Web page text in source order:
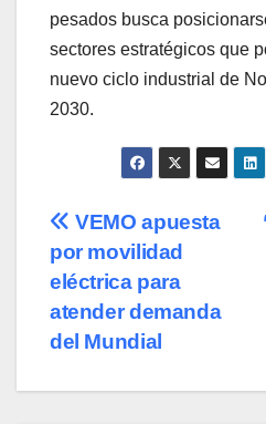
pesados busca
sectores estratégicos que
nuevo ciclo industrial de
2030.
Navegación
de
entradas
VEMO apuesta
por movilidad
eléctrica para
atender demanda
del Mundial